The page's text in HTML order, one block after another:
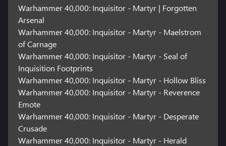
Warhammer 40,000: Inquisitor - Martyr | Forgotten
Arsenal
Warhammer 40,000: Inquisitor - Martyr - Maelstrom
of Carnage
Warhammer 40,000: Inquisitor - Martyr - Seal of
Inquisition Footprints
Warhammer 40,000: Inquisitor - Martyr - Hollow Bliss
Warhammer 40,000: Inquisitor - Martyr - Reverence
Emote
Warhammer 40,000: Inquisitor - Martyr - Desperate
Crusade
Warhammer 40,000: Inquisitor - Martyr - Herald